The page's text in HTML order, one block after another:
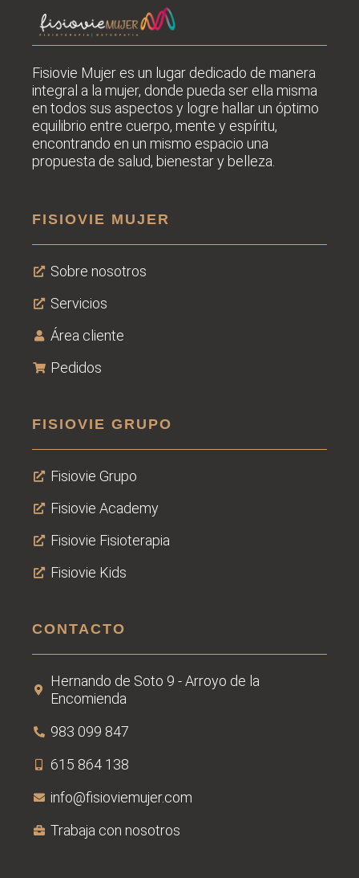
Fisiovie Mujer es un lugar dedicado de manera
integral a la mujer, donde pueda ser ella misma
en todos sus aspectos y logre hallar un óptimo
equilibrio entre cuerpo, mente y espíritu,
encontrando en un mismo espacio una
propuesta de salud, bienestar y belleza.
FISIOVIE MUJER
Sobre nosotros
Servicios
Área cliente
Pedidos
FISIOVIE GRUPO
Fisiovie Grupo
Fisiovie Academy
Fisiovie Fisioterapia
Fisiovie Kids
CONTACTO
Hernando de Soto 9 - Arroyo de la
Encomienda
983 099 847
615 864 138
info@fisioviemujer.com
Trabaja con nosotros